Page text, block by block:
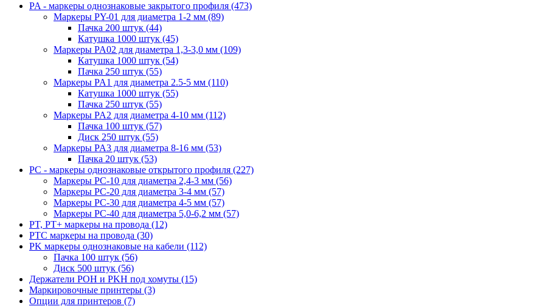
PA - маркеры однознаковые закрытого профиля (473)
Маркеры PY-01 для диаметра 1-2 мм (89)
Пачка 200 штук (44)
Катушка 1000 штук (45)
Маркеры PA02 для диаметра 1,3-3,0 мм (109)
Катушка 1000 штук (54)
Пачка 250 штук (55)
Маркеры PA1 для диаметра 2.5-5 мм (110)
Катушка 1000 штук (55)
Пачка 250 штук (55)
Маркеры PA2 для диаметра 4-10 мм (112)
Пачка 100 штук (57)
Диск 250 штук (55)
Маркеры PA3 для диаметра 8-16 мм (53)
Пачка 20 штук (53)
PC - маркеры однознаковые открытого профиля (227)
Маркеры PC-10 для диаметра 2,4-3 мм (56)
Маркеры PC-20 для диаметра 3-4 мм (57)
Маркеры PC-30 для диаметра 4-5 мм (57)
Маркеры PC-40 для диаметра 5,0-6,2 мм (57)
PT, PT+ маркеры на провода (12)
PTC маркеры на провода (30)
PK маркеры однознаковые на кабели (112)
Пачка 100 штук (56)
Диск 500 штук (56)
Держатели POH и PKH под хомуты (15)
Маркировочные принтеры (3)
Опции для принтеров (7)